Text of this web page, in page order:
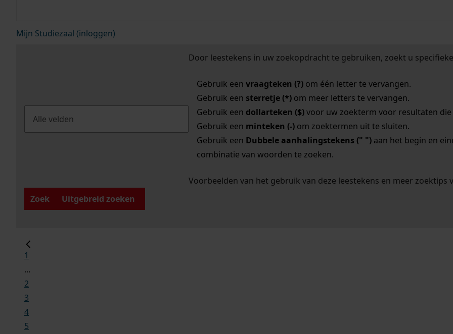
Mijn Studiezaal (inloggen)
Door leestekens in uw zoekopdracht te gebruiken, zoekt u
Gebruik een vraagteken (?)om één letter te vervangen.
Gebruik een sterretje (*)om meer letters te vervangen.
Gebruik een dollarteken ($)voor uw zoekterm voor resultaten die
Gebruik een minteken (-)om zoektermen uit te sluiten.
Gebruik een Dubbele aanhalingstekens (" ")aan het begin en
combinatie van woorden te zoeken.
Voorbeelden van het gebruik van deze leestekens en meer zoektips
Zoek
Uitgebreid zoeken
1
...
2
3
4
5